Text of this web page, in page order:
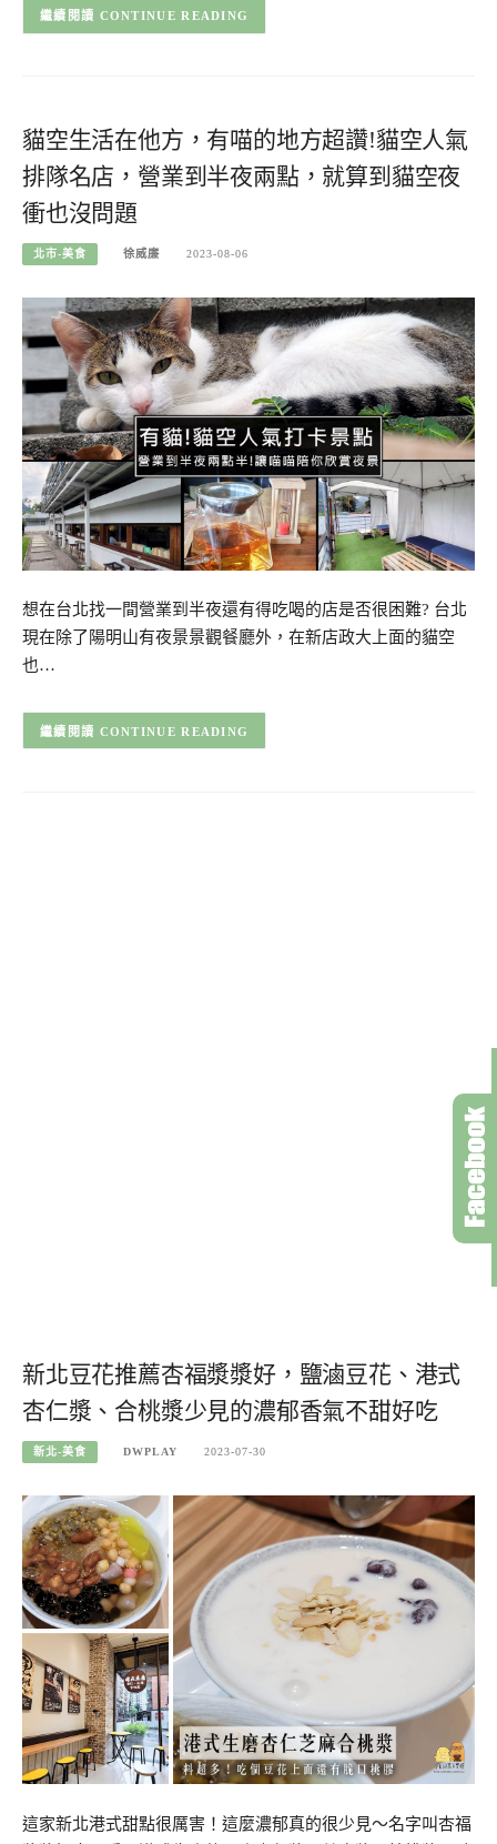
CONTINUE READING
貓空生活在他方，有喵的地方超讚!貓空人氣
排隊名店，營業到半夜兩點，就算到貓空夜
衝也沒問題
北市-美食 徐威廉 2023-08-06
想在台北找一間營業到半夜還有得吃喝的店是否很困難? 台北
現在除了陽明山有夜景景觀餐廳外，在新店政大上面的貓空
也…
CONTINUE READING
新北豆花推薦杏福漿漿好，鹽滷豆花、港式
杏仁漿、合桃漿少見的濃郁香氣不甜好吃
新北-美食 DWPLAY 2023-07-30
這家新北港式甜點很厲害！這麼濃郁真的很少見～名字叫杏福